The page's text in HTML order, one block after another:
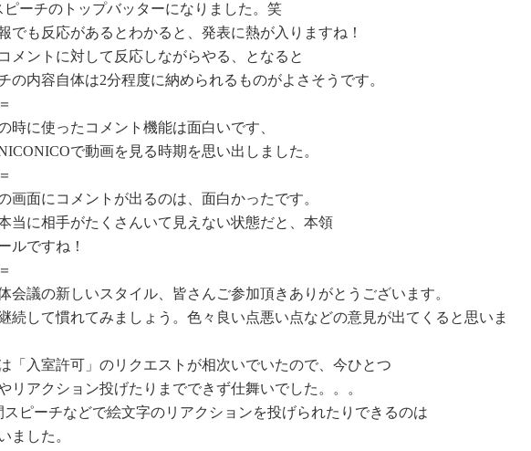
ーチのトップバッターになりました。笑
でも反応があるとわかると、発表に熱が入りますね！
メントに対して反応しながらやる、となると
の内容自体は2分程度に納められるものがよさそうです。
時に使ったコメント機能は面白いです、
で動画を見る時期を思い出しました。
画面にコメントが出るのは、面白かったです。
当に相手がたくさんいて見えない状態だと、本領
ルですね！
会議の新しいスタイル、皆さんご参加頂きありがとうございます。
続して慣れてみましょう。色々良い点悪い点などの意見が出てくると思いま
「入室許可」のリクエストが相次いでいたので、今ひとつ
リアクション投げたりまでできず仕舞いでした。。。
スピーチなどで絵文字のリアクションを投げられたりできるのは
ました。